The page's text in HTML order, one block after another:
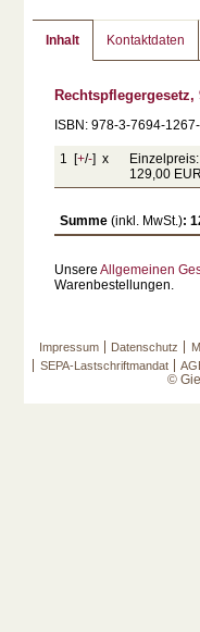
Inhalt Kontaktdaten
ISBN: 978-3-7694-
1 [+/-] x
Einzelpreis:
129,00
Summe (inkl. MwSt.):
UnsereAllgemeinen
Warenbestellungen.
Impressum Datenschutz
SEPA-Lastschriftmandat
©